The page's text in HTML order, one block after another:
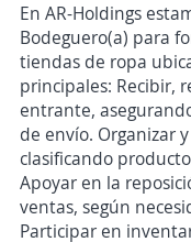
En AR-Holdings
Bodeguero(a) para
tiendas de ropa
principales: Recibir,
entrante,
de envío. Organizar
clasificando
Apoyar en la
ventas, según
Participar en